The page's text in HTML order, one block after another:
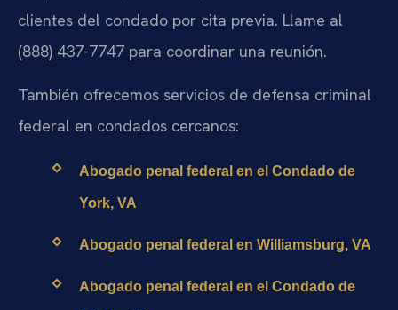
clientes del condado por cita previa. Llame al
(888) 437-7747 para coordinar una reunión.
También ofrecemos servicios de defensa criminal
federal en condados cercanos:
Abogado penal federal en el Condado de
York, VA
Abogado penal federal en Williamsburg, VA
Abogado penal federal en el Condado de